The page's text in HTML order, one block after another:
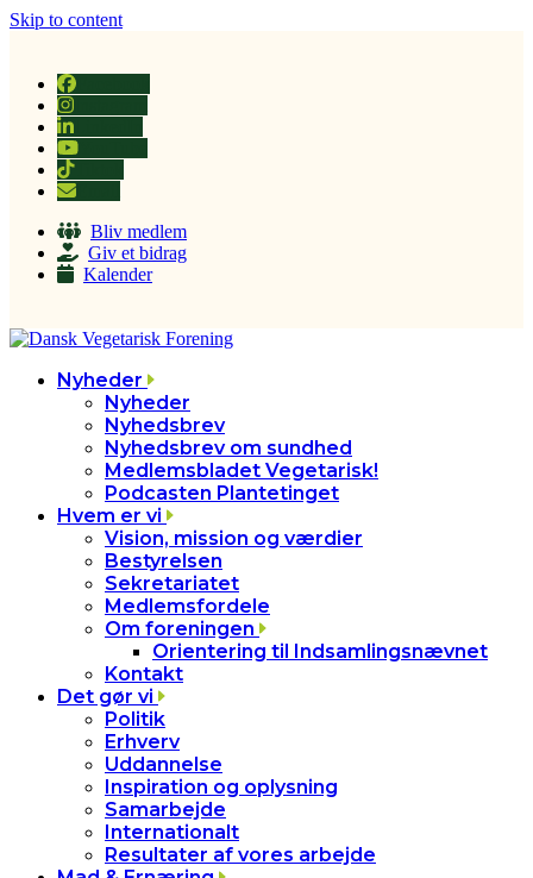
Skip to content
Tiktok
Bliv medlem
Giv et bidrag
Kalender
Nyheder
Nyheder
Nyhedsbrev
Nyhedsbrev om sundhed
Medlemsbladet Vegetarisk!
Podcasten Plantetinget
Hvem er vi
Vision, mission og værdier
Bestyrelsen
Sekretariatet
Medlemsfordele
Om foreningen
Orientering til Indsamlingsnævnet
Kontakt
Det gør vi
Politik
Erhverv
Uddannelse
Inspiration og oplysning
Samarbejde
Internationalt
Resultater af vores arbejde